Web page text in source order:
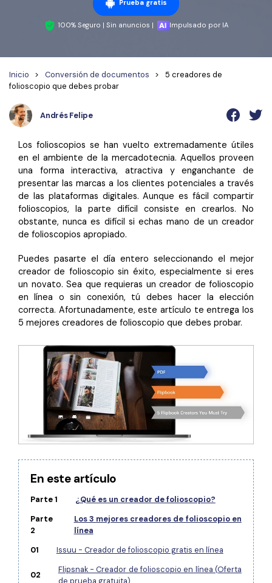
PDFelement Pro DC
PDF onlineNuevo
Convertir PDF a Word
Convertir Word a PDF
Lector de IA
Más herrmientas online
Convertir PDF
Comprimir PDF
Profesionales
Formulario de PDF
Firmar PDF
eSign PDF
Censurar PDFNuevo
PDF OCR
Extraer datos de PDF
Proteger PDF
Compartir PDF
Soluciones completas
Educación
Legal
Sanidad
Finanzas
Gobierno
Publicación
Detectar contenido de IA
Explicar PDF con IA
Generar imágenes IA
Todas las herramientas de IA
Organización de PDF
Conversión de PDF
Trucos de PDF
Trucos para Mac
Trucos para Windows
Trucos para móviles
Ver más
¿Por qué PDFelement?
Reseñas
Historias de clientes
Comparación de software
Usar mejor PDFelement
¿Qué hay de nuevo?
Especificaciones técnicas
Soporte de contacto
PDFelement para Windows
PDFelement para Mac
Videos tutoriales
PDFelement para iOS
PDFelement para Android
Centro de conocimiento
Prueba gratis
100% Seguro | Sin anuncios | Impulsado por IA
Inicio > Conversión de documentos >
5 creadores de
folioscopio que debes probar
Andrés Felipe
Los folioscopios se han vuelto extremadamente útiles
en el ambiente de la mercadotecnia. Aquellos proveen
una forma interactiva, atractiva y enganchante de
presentar las marcas a los clientes potenciales a través
de las plataformas digitales. Aunque es fácil compartir
folioscopios, la parte difícil consiste en crearlos. No
obstante, nunca es difícil si echas mano de un creador
de folioscopios apropiado.
Puedes pasarte el día entero seleccionando el mejor
creador de folioscopio sin éxito, especialmente si eres
un novato. Sea que requieras un creador de folioscopio
en línea o sin conexión, tú debes hacer la elección
correcta. Afortunadamente, este artículo te entrega los
5 mejores creadores de folioscopio que debes probar.
En este artículo
Parte 1
¿Qué es un creador de folioscopio?
Parte
2
Los 3 mejores creadores de folioscopio en
línea
01
Issuu - Creador de folioscopio gratis en línea
02
Flipsnak - Creador de folioscopio en línea (Oferta
de prueba gratuita)